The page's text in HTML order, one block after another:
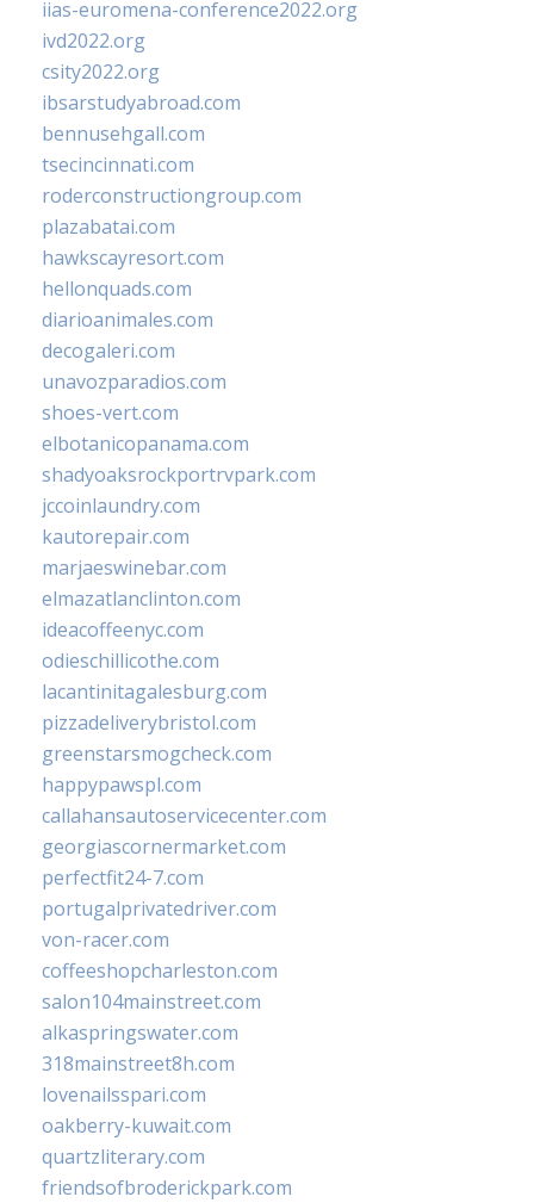
iias-euromena-conference2022.org
ivd2022.org
csity2022.org
ibsarstudyabroad.com
bennusehgall.com
tsecincinnati.com
roderconstructiongroup.com
plazabatai.com
hawkscayresort.com
hellonquads.com
diarioanimales.com
decogaleri.com
unavozparadios.com
shoes-vert.com
elbotanicopanama.com
shadyoaksrockportrvpark.com
jccoinlaundry.com
kautorepair.com
marjaeswinebar.com
elmazatlanclinton.com
ideacoffeenyc.com
odieschillicothe.com
lacantinitagalesburg.com
pizzadeliverybristol.com
greenstarsmogcheck.com
happypawspl.com
callahansautoservicecenter.com
georgiascornermarket.com
perfectfit24-7.com
portugalprivatedriver.com
von-racer.com
coffeeshopcharleston.com
salon104mainstreet.com
alkaspringswater.com
318mainstreet8h.com
lovenailsspari.com
oakberry-kuwait.com
quartzliterary.com
friendsofbroderickpark.com